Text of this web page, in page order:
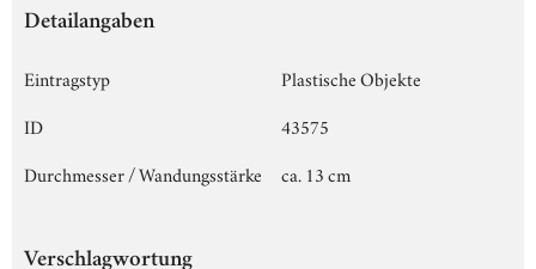
Detailangaben
Eintragstyp
Plastische Objekte
ID
43575
Durchmesser / Wandungsstärke
ca. 13 cm
Verschlagwortung